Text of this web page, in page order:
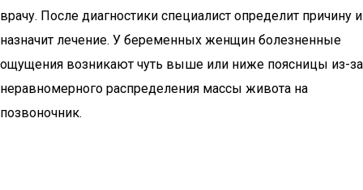
врачу. После диагностики специалист определит причину и
назначит лечение. У беременных женщин болезненные
ощущения возникают чуть выше или ниже поясницы из-за
неравномерного распределения массы живота на
позвоночник.